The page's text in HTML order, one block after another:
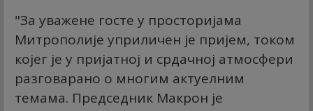
"За уважене госте у просторијама
Митрополије уприличен је пријем, током
којег је у пријатној и срдачној атмосфери
разговарано о многим актуелним
темама. Председник Макрон је